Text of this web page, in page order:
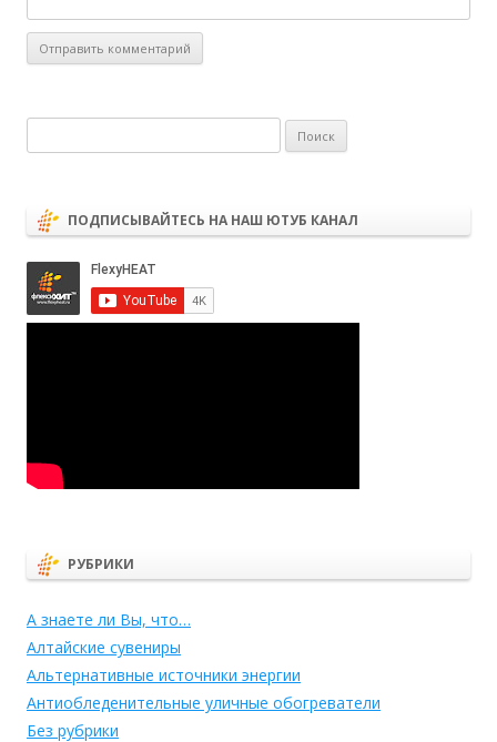
ПОДПИСЫВАЙТЕСЬ НА НАШ ЮТУБ КАНАЛ
РУБРИКИ
А знаете ли Вы, что…
Алтайские сувениры
Альтернативные источники энергии
Антиобледенительные уличные обогреватели
Без рубрики